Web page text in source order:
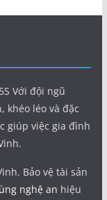
Với đội ngũ
khéo léo và đặc
giúp việc gia đình
Bảo vệ tài sản
nghệ an hiệu